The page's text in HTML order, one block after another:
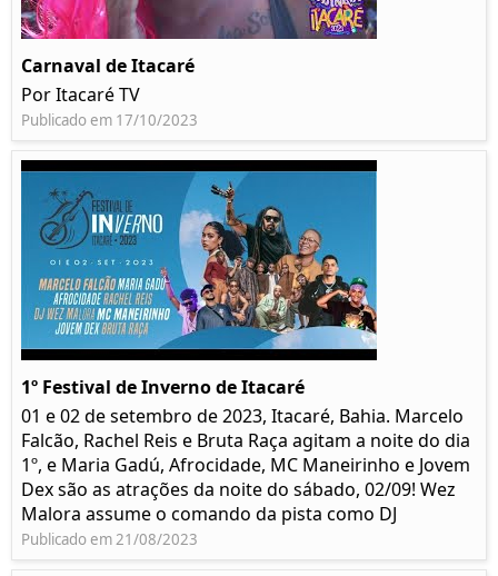
Carnaval de Itacaré
Por Itacaré TV
Publicado em 17/10/2023
1º Festival de Inverno de Itacaré
01 e 02 de setembro de 2023, Itacaré, Bahia. Marcelo
Falcão, Rachel Reis e Bruta Raça agitam a noite do dia
1º, e Maria Gadú, Afrocidade, MC Maneirinho e Jovem
Dex são as atrações da noite do sábado, 02/09! Wez
Malora assume o comando da pista como DJ
Publicado em 21/08/2023